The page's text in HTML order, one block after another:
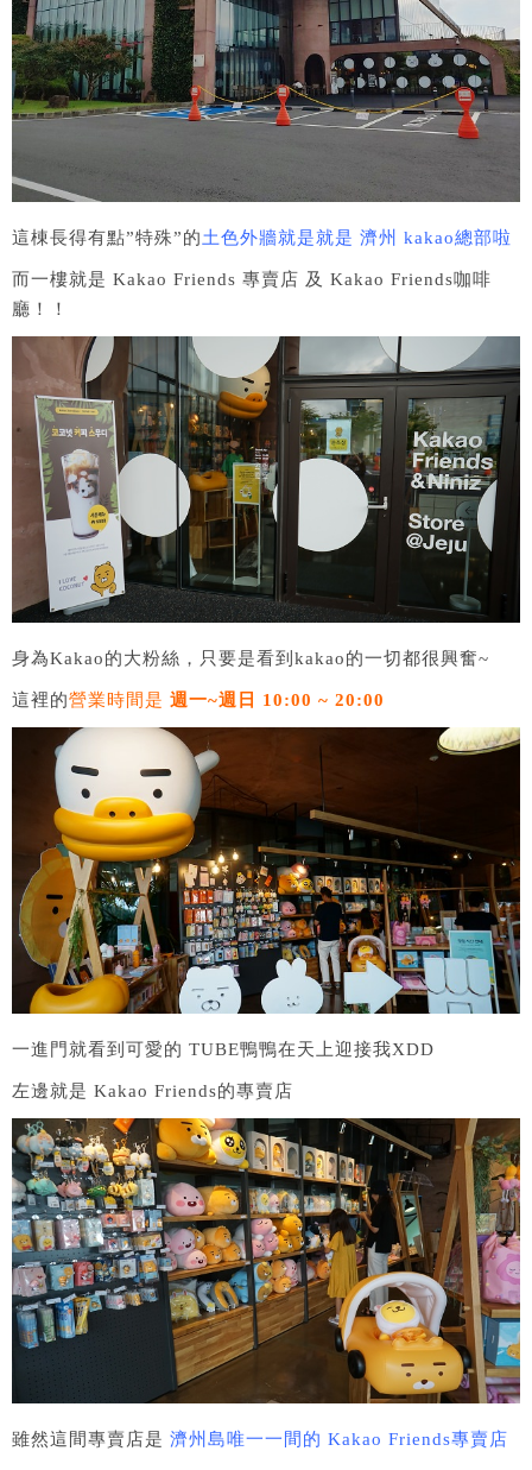
這棟長得有點”特殊”的土色外牆就是就是 濟州 kakao總部啦
而一樓就是 Kakao Friends 專賣店 及 Kakao Friends咖啡
廳！！
身為Kakao的大粉絲，只要是看到kakao的一切都很興奮~
這裡的營業時間是 週一~週日 10:00 ~ 20:00
一進門就看到可愛的 TUBE鴨鴨在天上迎接我XDD
左邊就是 Kakao Friends的專賣店
雖然這間專賣店是 濟州島唯一一間的 Kakao Friends專賣店